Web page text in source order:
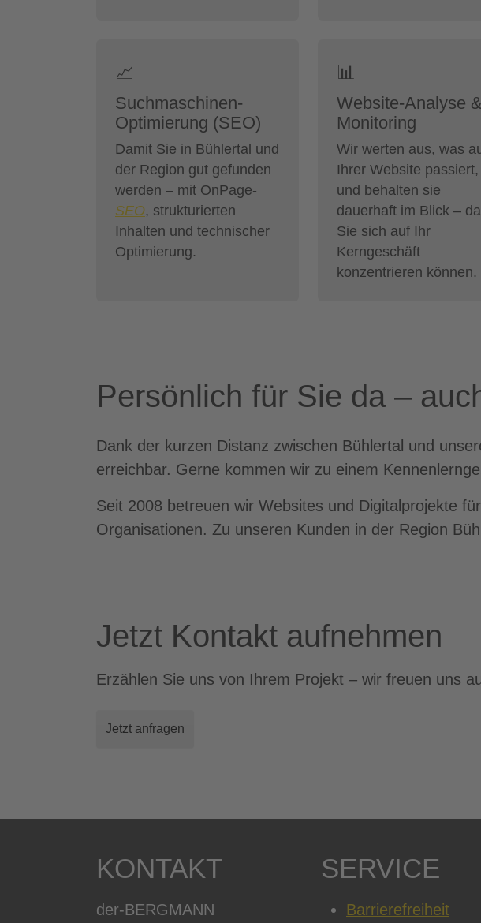
📈
Suchmaschinen-
Optimierung (SEO)
Damit Sie in Bühlertal und
der Region gut gefunden
werden – mit OnPage-
SEO, strukturierten
Inhalten und technischer
Optimierung.
📊
Website-Analyse &
Monitoring
Wir werten aus, was
Ihrer Website passiert,
und behalten sie
dauerhaft im Blick –
Sie sich auf Ihr
Kerngeschäft
konzentrieren können.
Persönlich für Sie da –
Dank der kurzen Distanz zwischen Bühlertal und
erreichbar. Gerne kommen wir zu einem
Seit 2008 betreuen wir Websites und Digitalprojekte
Organisationen. Zu unseren Kunden in der Region
Jetzt Kontakt aufnehmen
Erzählen Sie uns von Ihrem Projekt – wir freuen uns
Jetzt anfragen
KONTAKT
der-BERGMANN
SERVICE
Barrierefreiheit